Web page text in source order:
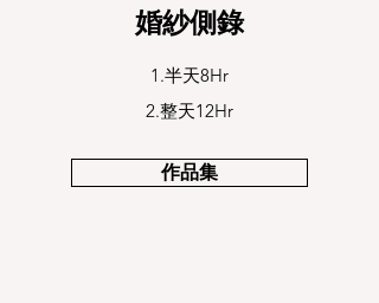
婚紗側錄
1.半天8Hr
2.整天12Hr
作品集